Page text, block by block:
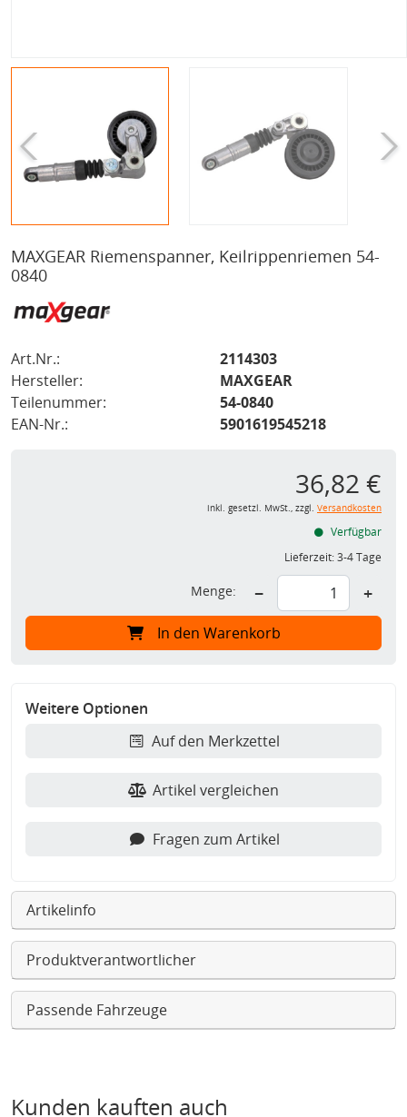
MAXGEAR Riemenspanner, Keilrippenriemen 54-
0840
Art.Nr.:
2114303
Hersteller:
MAXGEAR
Teilenummer:
54-0840
EAN-Nr.:
5901619545218
36,82 €
inkl. gesetzl. MwSt., zzgl. Versandkosten
Verfügbar
Lieferzeit:3-4 Tage
Menge: − +
In den Warenkorb
Weitere Optionen
Auf den Merkzettel
Artikel vergleichen
Fragen zum Artikel
Artikelinfo
Produktverantwortlicher
Passende Fahrzeuge
Kunden kauften auch